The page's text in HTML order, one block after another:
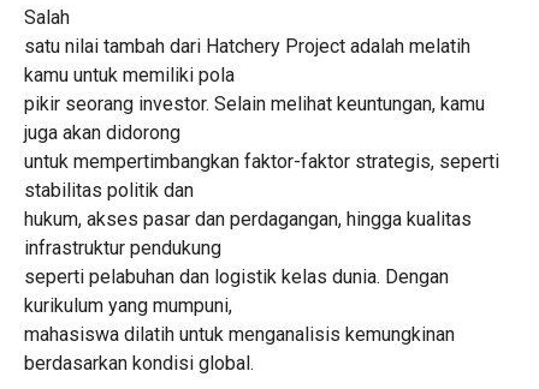
Salah
satu nilai tambah dari Hatchery Project adalah melatih
kamu untuk memiliki pola
pikir seorang investor. Selain melihat keuntungan, kamu
juga akan didorong
untuk mempertimbangkan faktor-faktor strategis, seperti
stabilitas politik dan
hukum, akses pasar dan perdagangan, hingga kualitas
infrastruktur pendukung
seperti pelabuhan dan logistik kelas dunia. Dengan
kurikulum yang mumpuni,
mahasiswa dilatih untuk menganalisis kemungkinan
berdasarkan kondisi global.